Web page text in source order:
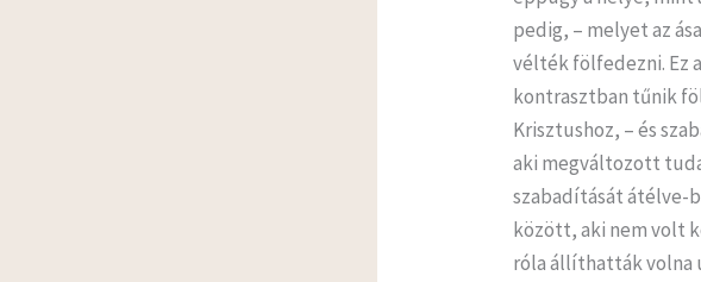
pedig, – melyet az
vélték fölfedezni. Ez
kontrasztban tűnik
Krisztushoz, – és
aki megváltozott
szabadítását átélve-
között, aki nem volt
róla állíthatták volna